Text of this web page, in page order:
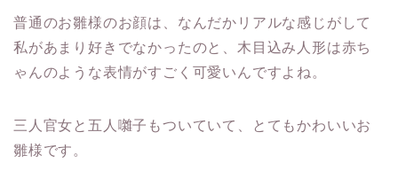
普通のお雛様のお顔は、なんだかリアルな感じがして
私があまり好きでなかったのと、 木目込み人形は赤ち
ゃんのような表情がすごく可愛い んですよね。
三人官女と五人囃子もついていて、とてもかわいいお
雛様です。